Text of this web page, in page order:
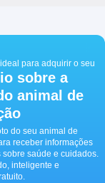
para adquirir o seu
sobre a
animal de
do seu animal de
receber informações
sobre saúde e cuidados.
inteligente e